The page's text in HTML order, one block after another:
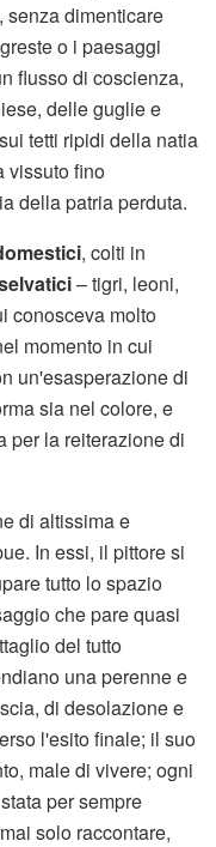
senza dimenticare
o i paesaggi
flusso di coscienza,
delle guglie e
tetti ripidi della natia
vissuto fino
della patria perduta.
, colti in
– tigri, leoni,
conosceva molto
momento in cui
un'esasperazione di
sia nel colore, e
per la reiterazione di
di altissima e
In essi, il pittore si
tutto lo spazio
che pare quasi
del tutto
una perenne e
di desolazione e
l'esito finale; il suo
male di vivere; ogni
per sempre
solo raccontare,